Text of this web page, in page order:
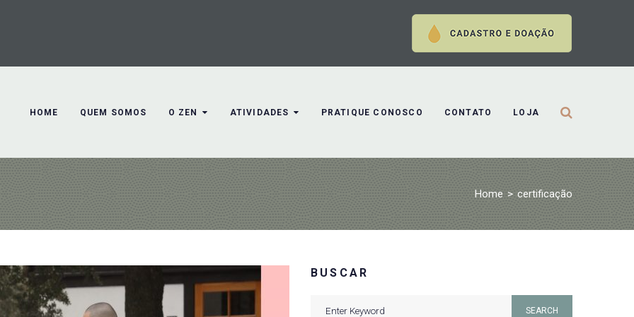
HOME QUEM SOMOS O ZEN ATIVIDADES PRATIQUE CONOSCO CONTATO LOJA
Home > certificação
BUSCAR
SEARCH